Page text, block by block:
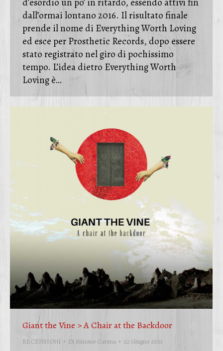
dall’ormai lontano 2016. Il risultato finale
prende il nome di Everything Worth Loving
ed esce per Prosthetic Records, dopo essere
stato registrato nel giro di pochissimo
tempo. L’idea dietro Everything Worth
Loving è…
Giant the Vine > A Chair at the Backdoor
RECENSIONI Di Simone Catena 22 Giugno 2023